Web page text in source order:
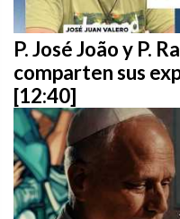
P. José João y P.
comparten sus
[12:40]